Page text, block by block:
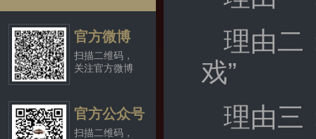
官方微博
扫描二维码，
关注官方微博
官方公众号
扫描二维码，
理由二
戏”
理由三